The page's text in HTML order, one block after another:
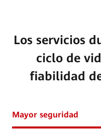
Los servicios
ciclo de
fiabilidad
Mayor seguridad